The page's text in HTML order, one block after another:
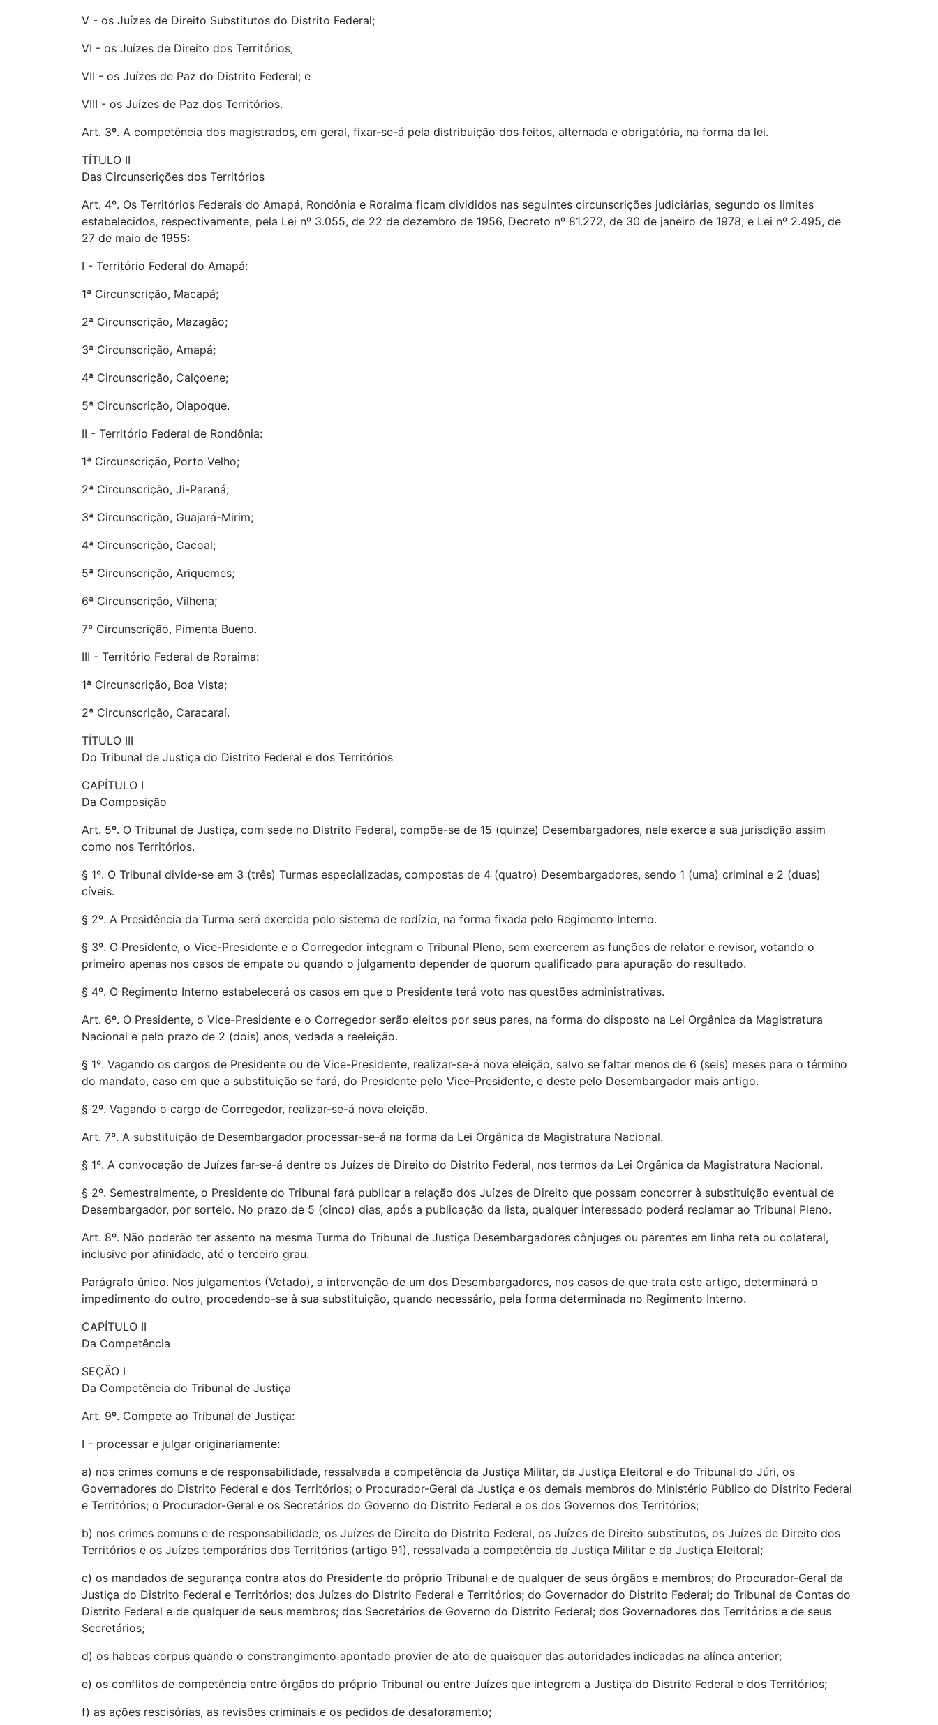
V - os Juízes de Direito Substitutos do Distrito Federal;
VI - os Juízes de Direito dos Territórios;
VII - os Juízes de Paz do Distrito Federal; e
VIII - os Juízes de Paz dos Territórios.
Art. 3º. A competência dos magistrados, em geral, fixar-se-á pela distribuição dos feitos, alternada e obrigatória, na forma da lei.
TÍTULO II
Das Circunscrições dos Territórios
Art. 4º. Os Territórios Federais do Amapá, Rondônia e Roraima ficam divididos nas seguintes circunscrições judiciárias, segundo os limites
estabelecidos, respectivamente, pela Lei nº 3.055, de 22 de dezembro de 1956, Decreto nº 81.272, de 30 de janeiro de 1978, e Lei nº 2.495, de
27 de maio de 1955:
I - Território Federal do Amapá:
1ª Circunscrição, Macapá;
2ª Circunscrição, Mazagão;
3ª Circunscrição, Amapá;
4ª Circunscrição, Calçoene;
5ª Circunscrição, Oiapoque.
II - Território Federal de Rondônia:
1ª Circunscrição, Porto Velho;
2ª Circunscrição, Ji-Paraná;
3ª Circunscrição, Guajará-Mirim;
4ª Circunscrição, Cacoal;
5ª Circunscrição, Ariquemes;
6ª Circunscrição, Vilhena;
7ª Circunscrição, Pimenta Bueno.
III - Território Federal de Roraima:
1ª Circunscrição, Boa Vista;
2ª Circunscrição, Caracaraí.
TÍTULO III
Do Tribunal de Justiça do Distrito Federal e dos Territórios
CAPÍTULO I
Da Composição
Art. 5º. O Tribunal de Justiça, com sede no Distrito Federal, compõe-se de 15 (quinze) Desembargadores, nele exerce a sua jurisdição assim
como nos Territórios.
§ 1º. O Tribunal divide-se em 3 (três) Turmas especializadas, compostas de 4 (quatro) Desembargadores, sendo 1 (uma) criminal e 2 (duas)
cíveis.
§ 2º. A Presidência da Turma será exercida pelo sistema de rodízio, na forma fixada pelo Regimento Interno.
§ 3º. O Presidente, o Vice-Presidente e o Corregedor integram o Tribunal Pleno, sem exercerem as funções de relator e revisor, votando o
primeiro apenas nos casos de empate ou quando o julgamento depender de quorum qualificado para apuração do resultado.
§ 4º. O Regimento Interno estabelecerá os casos em que o Presidente terá voto nas questões administrativas.
Art. 6º. O Presidente, o Vice-Presidente e o Corregedor serão eleitos por seus pares, na forma do disposto na Lei Orgânica da Magistratura
Nacional e pelo prazo de 2 (dois) anos, vedada a reeleição.
§ 1º. Vagando os cargos de Presidente ou de Vice-Presidente, realizar-se-á nova eleição, salvo se faltar menos de 6 (seis) meses para o término
do mandato, caso em que a substituição se fará, do Presidente pelo Vice-Presidente, e deste pelo Desembargador mais antigo.
§ 2º. Vagando o cargo de Corregedor, realizar-se-á nova eleição.
Art. 7º. A substituição de Desembargador processar-se-á na forma da Lei Orgânica da Magistratura Nacional.
§ 1º. A convocação de Juízes far-se-á dentre os Juízes de Direito do Distrito Federal, nos termos da Lei Orgânica da Magistratura Nacional.
§ 2º. Semestralmente, o Presidente do Tribunal fará publicar a relação dos Juízes de Direito que possam concorrer à substituição eventual de
Desembargador, por sorteio. No prazo de 5 (cinco) dias, após a publicação da lista, qualquer interessado poderá reclamar ao Tribunal Pleno.
Art. 8º. Não poderão ter assento na mesma Turma do Tribunal de Justiça Desembargadores cônjuges ou parentes em linha reta ou colateral,
inclusive por afinidade, até o terceiro grau.
Parágrafo único. Nos julgamentos (Vetado), a intervenção de um dos Desembargadores, nos casos de que trata este artigo, determinará o
impedimento do outro, procedendo-se à sua substituição, quando necessário, pela forma determinada no Regimento Interno.
CAPÍTULO II
Da Competência
SEÇÃO I
Da Competência do Tribunal de Justiça
Art. 9º. Compete ao Tribunal de Justiça:
I - processar e julgar originariamente:
a) nos crimes comuns e de responsabilidade, ressalvada a competência da Justiça Militar, da Justiça Eleitoral e do Tribunal do Júri, os
Governadores do Distrito Federal e dos Territórios; o Procurador-Geral da Justiça e os demais membros do Ministério Público do Distrito Federal
e Territórios; o Procurador-Geral e os Secretários do Governo do Distrito Federal e os dos Governos dos Territórios;
b) nos crimes comuns e de responsabilidade, os Juízes de Direito do Distrito Federal, os Juízes de Direito substitutos, os Juízes de Direito dos
Territórios e os Juízes temporários dos Territórios (artigo 91), ressalvada a competência da Justiça Militar e da Justiça Eleitoral;
c) os mandados de segurança contra atos do Presidente do próprio Tribunal e de qualquer de seus órgãos e membros; do Procurador-Geral da
Justiça do Distrito Federal e Territórios; dos Juízes do Distrito Federal e Territórios; do Governador do Distrito Federal; do Tribunal de Contas do
Distrito Federal e de qualquer de seus membros; dos Secretários de Governo do Distrito Federal; dos Governadores dos Territórios e de seus
Secretários;
d) os habeas corpus quando o constrangimento apontado provier de ato de quaisquer das autoridades indicadas na alínea anterior;
e) os conflitos de competência entre órgãos do próprio Tribunal ou entre Juízes que integrem a Justiça do Distrito Federal e dos Territórios;
f) as ações rescisórias, as revisões criminais e os pedidos de desaforamento;